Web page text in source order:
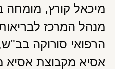
מיכאל קורץ, מומחה
מנהל המרכז
הרפואי סורוקה בב"ש,
אסיא מקבוצת אסיא